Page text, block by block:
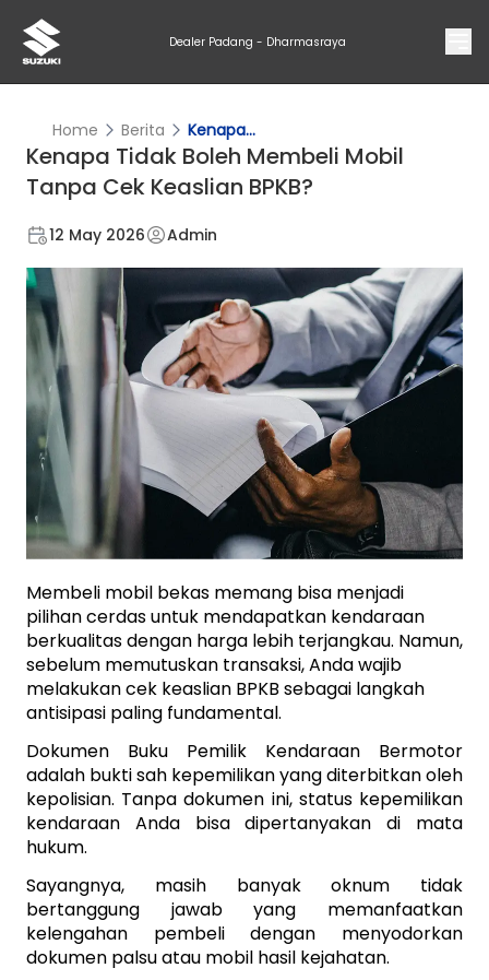
Dealer Padang - Dharmasraya
Home Berita Kenapa...
Kenapa Tidak Boleh Membeli Mobil
Tanpa Cek Keaslian BPKB?
12 May 2026 Admin
Membeli mobil bekas memang bisa menjadi
pilihan cerdas untuk mendapatkan kendaraan
berkualitas dengan harga lebih terjangkau. Namun,
sebelum memutuskan transaksi, Anda wajib
melakukan cek keaslian BPKB sebagai langkah
antisipasi paling fundamental.
Dokumen Buku Pemilik Kendaraan Bermotor
adalah bukti sah kepemilikan yang diterbitkan oleh
kepolisian. Tanpa dokumen ini, status kepemilikan
kendaraan Anda bisa dipertanyakan di mata
hukum.
Sayangnya, masih banyak oknum tidak
bertanggung jawab yang memanfaatkan
kelengahan pembeli dengan menyodorkan
dokumen palsu atau mobil hasil kejahatan.